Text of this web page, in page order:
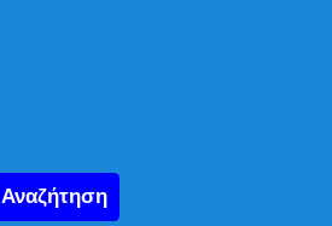
Αναζήτηση